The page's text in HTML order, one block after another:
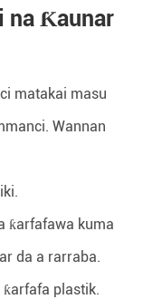
na Ƙaunar
matakai masu
Wannan
ƙarfafawa kuma
da a rarraba.
plastik.